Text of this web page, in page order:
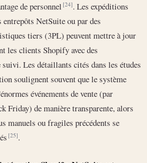
de personnel[24]. Les expéditions
entrepôts NetSuite ou par des
tiers (3PL) peuvent mettre à jour
les clients Shopify avec des
Les détaillants cités dans les études
soulignent souvent que le système
événements de vente (par
Friday) de manière transparente, alors
manuels ou fragiles précédents se
[25].